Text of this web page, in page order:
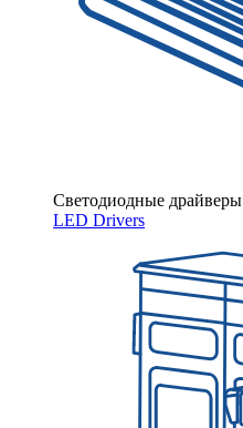
Светодиодные драйверы
LED Drivers